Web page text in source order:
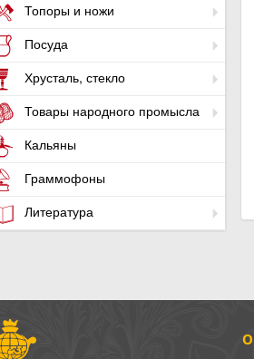
Топоры и ножи
Посуда
Хрусталь, стекло
Товары народного промысла
Кальяны
Граммофоны
Литература